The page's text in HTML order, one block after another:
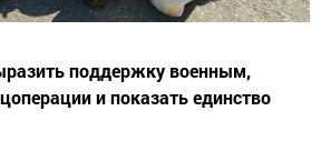
поддержку военным,
и показать единство